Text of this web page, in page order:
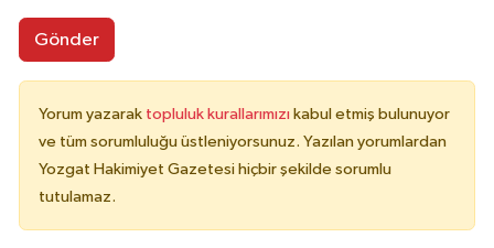
Gönder
Yorum yazarak topluluk kurallarımızı kabul etmiş bulunuyor
ve tüm sorumluluğu üstleniyorsunuz. Yazılan yorumlardan
Yozgat Hakimiyet Gazetesi hiçbir şekilde sorumlu
tutulamaz.